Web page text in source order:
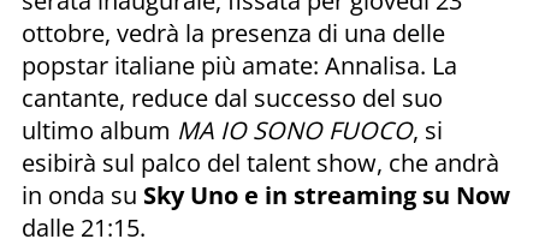
ottobre, vedrà la presenza di una delle
popstar italiane più amate: Annalisa. La
cantante, reduce dal successo del suo
ultimo album MA IO SONO FUOCO, si
esibirà sul palco del talent show, che andrà
in onda su Sky Uno e in streaming su Now
dalle 21:15.